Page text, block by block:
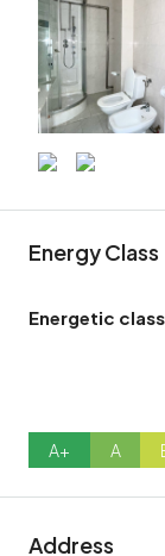
Energy Class
Energetic
A+ A
Address